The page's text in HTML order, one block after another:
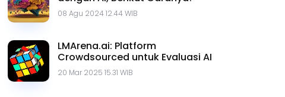
08 Agu 2024 12.44 WIB
LMArena.ai: Platform
Crowdsourced untuk Evaluasi AI
20 Mar 2025 15.31 WIB